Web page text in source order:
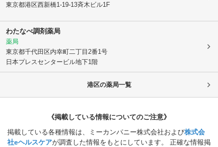
東京都港区西新橋1-19-13斉木ビル1F
わたなべ調剤薬局
薬局
東京都千代田区内幸町二丁目2番1号
日本プレスセンタービル地下1階
港区の薬局一覧
《掲載している情報についてのご注意》
掲載している各種情報は、ミーカンパニー株式会社および株式会
社eヘルスケアが調査した情報をもとにしています。 正確な情報掲